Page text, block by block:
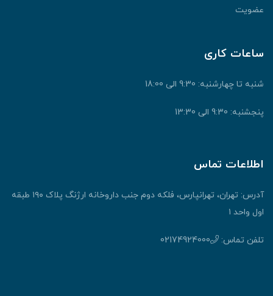
کاری
تا چهارشنبه: 9:30 الی 18:00
9:30 الی 13:30
تماس
آدرس: تهران، تهرانپارس، فلکه دوم جنب داروخانه ارژنگ پلاک ۱۹۰ طبقه
واحد ۱
تماس: 02174924000